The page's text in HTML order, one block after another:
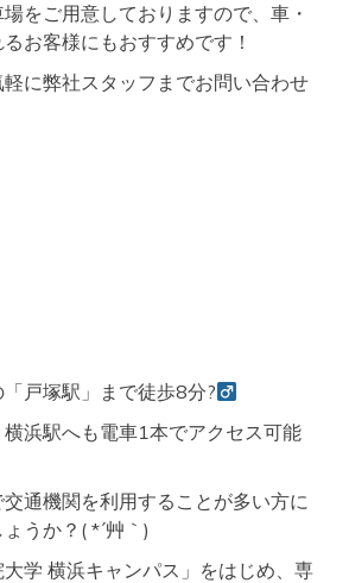
をご用意しておりますので、車・
お客様にもおすすめです！
に弊社スタッフまでお問い合わせ
戸塚駅」まで徒歩8分?‍
浜駅へも電車1本でアクセス可能
通機関を利用することが多い方に
うか？( *´艸｀)
学 横浜キャンパス」をはじめ、専